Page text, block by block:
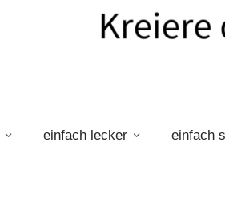
einfach lecker einfach